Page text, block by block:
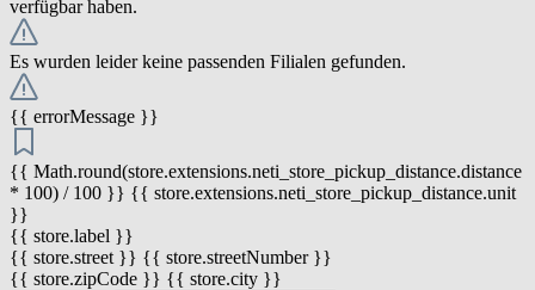
verfügbar haben.
Es wurden leider keine passenden Filialen gefunden.
{{ errorMessage }}
{{ Math.round(store.extensions.neti_store_pickup_distance.distance
* 100) / 100 }} {{ store.extensions.neti_store_pickup_distance.unit
}}
{{ store.label }}
{{ store.street }} {{ store.streetNumber }}
{{ store.zipCode }} {{ store.city }}